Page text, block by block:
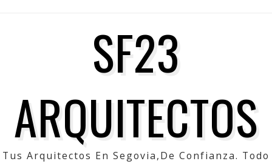
SF23
ARQUITECTOS
Tus Arquitectos En Segovia,de Confianza. Todo